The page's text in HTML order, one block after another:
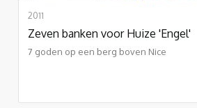
2011
Zeven banken voor Huize 'Engel'
7 goden op een berg boven Nice